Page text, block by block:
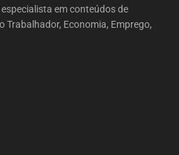
em conteúdos de
Trabalhador, Economia, Emprego,